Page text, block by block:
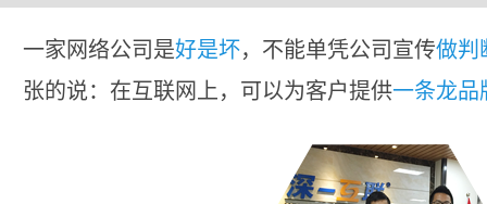
一家网络公司是好是坏，不能单凭公司宣传做判
张的说：在互联网上，可以为客户提供一条龙品